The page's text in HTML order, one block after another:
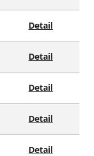
Detail
Detail
Detail
Detail
Detail